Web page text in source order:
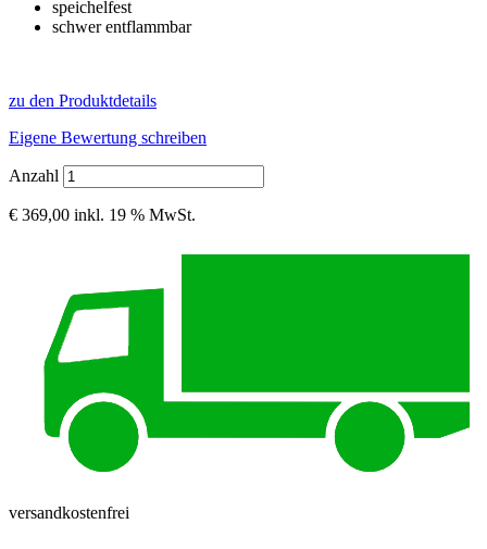
speichelfest
schwer entflammbar
zu den Produktdetails
Eigene Bewertung schreiben
Anzahl
€ 369,00 inkl. 19 % MwSt.
versandkostenfrei